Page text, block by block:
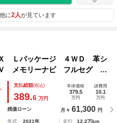
に2人が見ています
Ｌパッケージ ４ＷＤ 革シ
メモリーナビ フルセグ バ
ジックプレイヤー接続可 衝
電動シート スマートキー Ｌ
支払総額(税込)
389.6 万円
本体価格
379.5
万円
諸費用
10.1
万円
残価ローン 月々 61,300 円
年式 2021年 走行
12.2万km